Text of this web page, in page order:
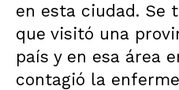
en esta ciudad. Se
que visitó una
país y en esa área
contagió la